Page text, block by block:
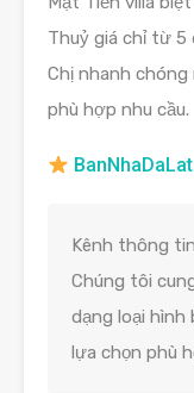
Thuỷ giá chỉ từ 5
Chị nhanh
phù hợp nhu cầu.
Kênh thông
Chúng tôi
dạng loại hình
lựa chọn phù